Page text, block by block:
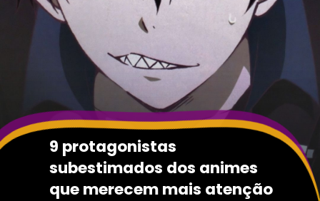
9 protagonistas
subestimados dos animes
que merecem mais atenção